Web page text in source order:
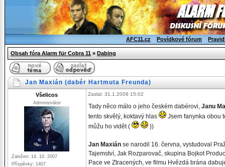
AFC11.cz Povídkové fórum
Obsah fóra Alarm für Cobra 11 » Dabing
Jan Maxián (dabér Hartmuta Freunda)
Všelicos
Administrátor
Založen: 14. 10. 2007
Příspěvky: 1407
Zaslal: 31.1.2008 15:02
Tady něco málo o jeho českém dabérovi, Janu
tento skvělý, koktavý hlas
Jsem fanynka obou
můžu ho vidět (
))
Jan Maxián se narodil 16. června, vystudoval
Tajemství, Jak Rozparovač, skupina Bojkot
Pace ve Ztracených, ve filmu Hvězdá brána